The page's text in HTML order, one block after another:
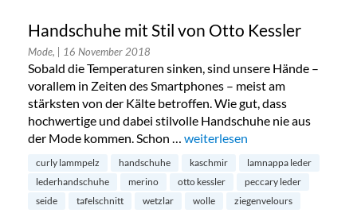
Handschuhe mit Stil von Otto Kessler
Mode, | 16 November 2018
Sobald die Temperaturen sinken, sind unsere Hände –
vorallem in Zeiten des Smartphones – meist am
stärksten von der Kälte betroffen. Wie gut, dass
hochwertige und dabei stilvolle Handschuhe nie aus
der Mode kommen. Schon … „Handschuhe mit Stil von Otto
weiterlesen
curly lammpelz handschuhe kaschmir
lamnappa leder
lederhandschuhe
merino otto kessler
peccary leder
seide
tafelschnitt wetzlar wolle ziegenvelours